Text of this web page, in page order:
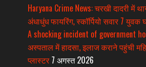
Haryana Crime News: चरखी दादरी में
अंधाधुंध फायरिंग, स्कॉर्पियो सवार 7 युवक
A shocking incident of government
अस्पताल में हादसा, इलाज कराने पहुंची
प्लास्टर 7 अगस्त 2026